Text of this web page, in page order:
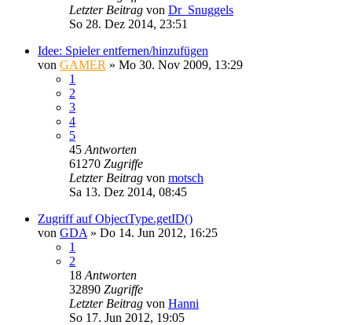
Letzter Beitrag von Dr_Snuggels
So 28. Dez 2014, 23:51
Idee: Spieler entfernen/hinzufügen
von GAMER » Mo 30. Nov 2009, 13:29
1
2
3
4
5
45 Antworten
61270 Zugriffe
Letzter Beitrag von motsch
Sa 13. Dez 2014, 08:45
Zugriff auf ObjectType.getID()
von GDA » Do 14. Jun 2012, 16:25
1
2
18 Antworten
32890 Zugriffe
Letzter Beitrag von Hanni
So 17. Jun 2012, 19:05